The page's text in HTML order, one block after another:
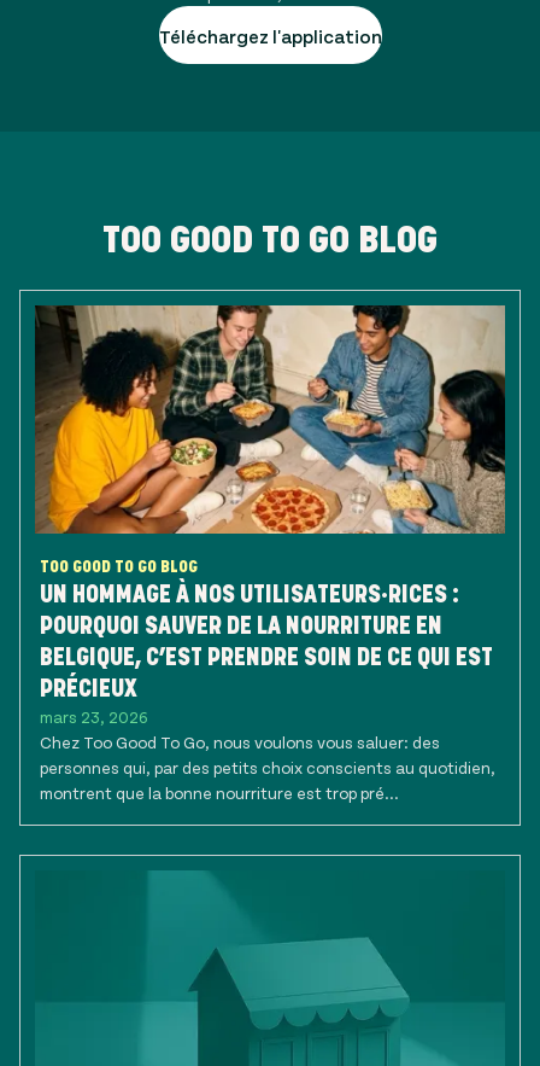
Téléchargez l'application
TOO GOOD TO GO BLOG
TOO GOOD TO GO BLOG
UN HOMMAGE À NOS UTILISATEURS·RICES :
POURQUOI SAUVER DE LA NOURRITURE EN
BELGIQUE, C’EST PRENDRE SOIN DE CE QUI EST
PRÉCIEUX
mars 23, 2026
Chez Too Good To Go, nous voulons vous saluer: des
personnes qui, par des petits choix conscients au quotidien,
montrent que la bonne nourriture est trop pré...